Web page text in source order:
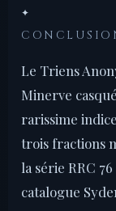
✦
Le Triens
Minerve
rarissime
trois fractions
la série RRC
catalogue